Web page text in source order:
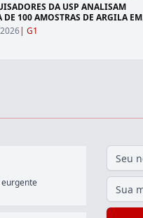
DA USP ANALISAM
DE 100 AMOSTRAS DE ARGILA EM
TERRAS RARAS EM RR
| G1